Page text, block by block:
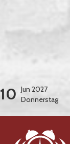
10 Jun 2027
Donnerstag